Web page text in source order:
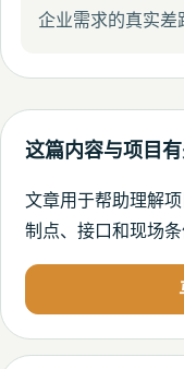
企业需求的真实差
这篇内容与项目有
文章用于帮助理解
制点、接口和现场条